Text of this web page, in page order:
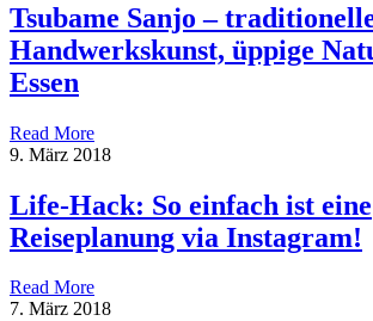
Tsubame Sanjo –
Handwerkskunst, üppige
Essen
Read More
9. März 2018
Life-Hack: So einfach ist eine
Reiseplanung via Instagram!
Read More
7. März 2018